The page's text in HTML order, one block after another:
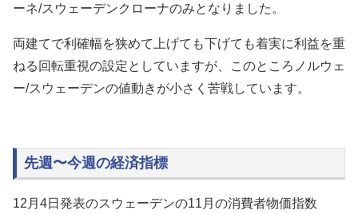
ーネ/スウェーデンクローナのみとなりました。
両建てで利確幅を狭めて上げても下げても着実に利益を重
ねる回転重視の設定としていますが、このところ ノルウェ
ー/スウェーデンの値動きが小さく苦戦しています。
先週〜今週の経済指標
12月4日発表のスウェーデンの11月の消費者物価指数